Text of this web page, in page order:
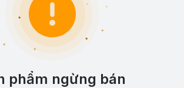
phẩm ngừng bán